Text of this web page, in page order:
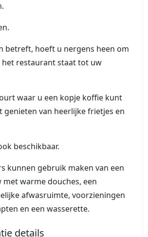
betreft, hoeft u nergens heen om
het restaurant staat tot uw
waar u een kopje koffie kunt
genieten van heerlijke frietjes en
beschikbaar.
kunnen gebruik maken van een
warme douches, een
afwasruimte, voorzieningen
en een wasserette.
details